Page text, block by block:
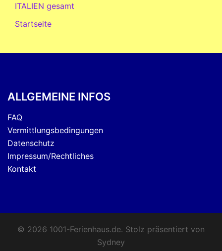
ITALIEN gesamt
Startseite
ALLGEMEINE INFOS
FAQ
Vermittlungsbedingungen
Datenschutz
Impressum/Rechtliches
Kontakt
© 2026 1001-Ferienhaus.de. Stolz präsentiert von
Sydney